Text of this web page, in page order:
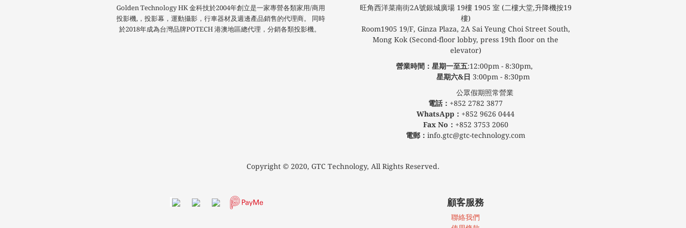
Golden Technology HK 金科技於2004年創立是一家專營各類家用/商用
投影機,，投影幕，運動攝影，行車器材及週邊產品銷售的代理商。 同時
於2018年成為台灣品牌POTECH 港澳地區總代理，分銷各類投影機。
旺角西洋菜南街2A號銀城廣場​ 19樓 1905 室 (二樓大堂,升降機按19
樓)
Room1905 19/F, Ginza Plaza, 2A Sai Yeung Choi Street South,
Mong Kok (Second-floor lobby, press 19th floor on the
elevator)
營業時間：星期一至五:12:00pm - 8:30pm,
星期六&日 3:00pm - 8:30pm
公眾假期照常營業
電話： +852 2782 3877
WhatsApp： +852 9626 0444
Fax No： +852 3753 2060
電郵： info.gtc@gtc-technology.com
Copyright © 2020, GTC Technology, All Rights Reserved.
顧客服務
聯絡我們